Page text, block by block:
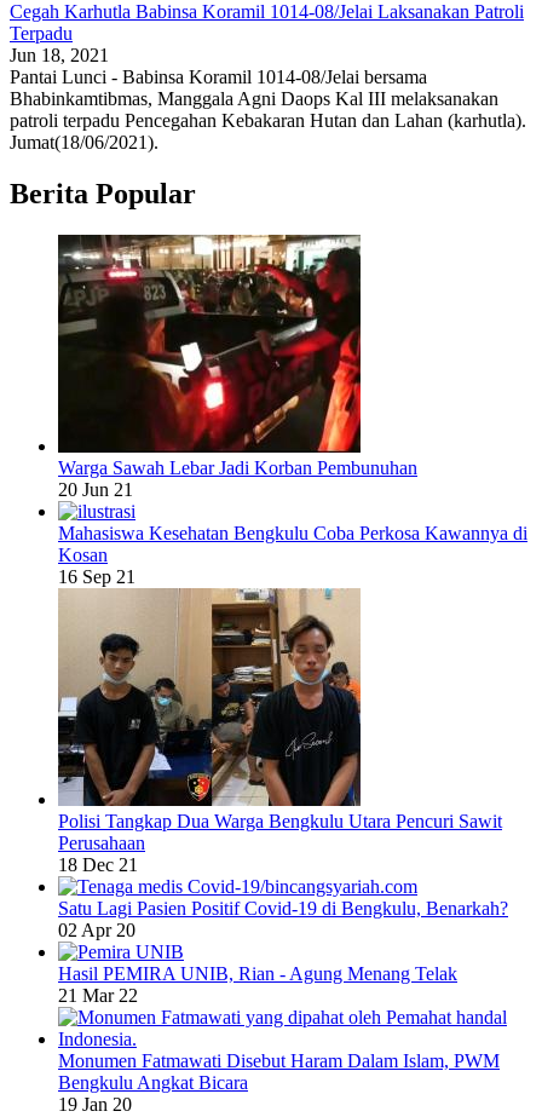
Cegah Karhutla Babinsa Koramil 1014-08/Jelai Laksanakan Patroli
Terpadu
Jun 18, 2021
Pantai Lunci - Babinsa Koramil 1014-08/Jelai bersama
Bhabinkamtibmas, Manggala Agni Daops Kal III melaksanakan
patroli terpadu Pencegahan Kebakaran Hutan dan Lahan (karhutla).
Jumat(18/06/2021).
Berita Popular
Warga Sawah Lebar Jadi Korban Pembunuhan
20 Jun 21
Mahasiswa Kesehatan Bengkulu Coba Perkosa Kawannya di
Kosan
16 Sep 21
Polisi Tangkap Dua Warga Bengkulu Utara Pencuri Sawit
Perusahaan
18 Dec 21
Satu Lagi Pasien Positif Covid-19 di Bengkulu, Benarkah?
02 Apr 20
Hasil PEMIRA UNIB, Rian - Agung Menang Telak
21 Mar 22
Monumen Fatmawati Disebut Haram Dalam Islam, PWM
Bengkulu Angkat Bicara
19 Jan 20